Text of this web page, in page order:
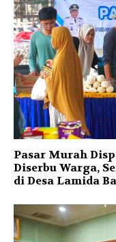
Pasar Murah
Diserbu Warga,
di Desa Lamida